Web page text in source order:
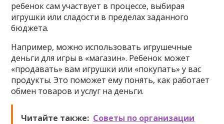
ребенок сам участвует в процессе, выбирая
игрушки или сладости в пределах заданного
бюджета.
Например, можно использовать игрушечные
деньги для игры в «магазин». Ребенок может
«продавать» вам игрушки или «покупать» у вас
продукты. Это поможет ему понять, как работает
обмен товаров и услуг на деньги.
Читайте также: Советы по организации